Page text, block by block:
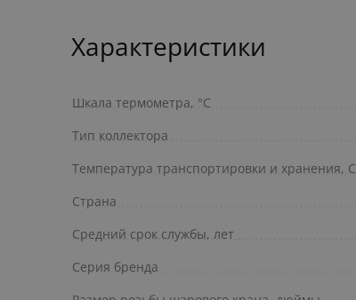
Характеристики
Шкала термометра, °С
Тип коллектора
Температура транспортировки и хранения, С
Страна
Средний срок службы, лет
Серия бренда